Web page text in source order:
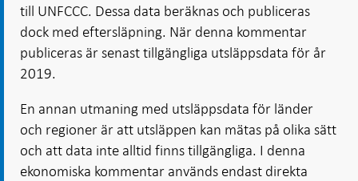
till UNFCCC. Dessa data beräknas och publiceras
dock med eftersläpning. När denna kommentar
publiceras är senast tillgängliga utsläppsdata för år
2019.
En annan utmaning med utsläppsdata för länder
och regioner är att utsläppen kan mätas på olika sätt
och att data inte alltid finns tillgängliga. I denna
ekonomiska kommentar används endast direkta